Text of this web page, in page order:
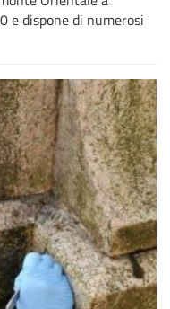
e dispone di numerosi